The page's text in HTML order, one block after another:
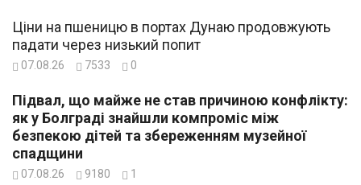
Ціни на пшеницю в портах Дунаю продовжують
падати через низький попит
07.08.26 7533 0
Підвал, що майже не став причиною конфлікту:
як у Болграді знайшли компроміс між
безпекою дітей та збереженням музейної
спадщини
07.08.26 9180 1